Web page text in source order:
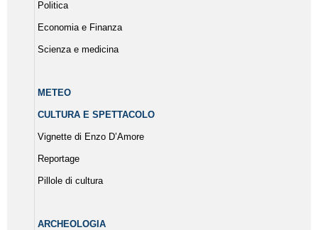
Politica
Economia e Finanza
Scienza e medicina
METEO
CULTURA E SPETTACOLO
Vignette di Enzo D’Amore
Reportage
Pillole di cultura
ARCHEOLOGIA